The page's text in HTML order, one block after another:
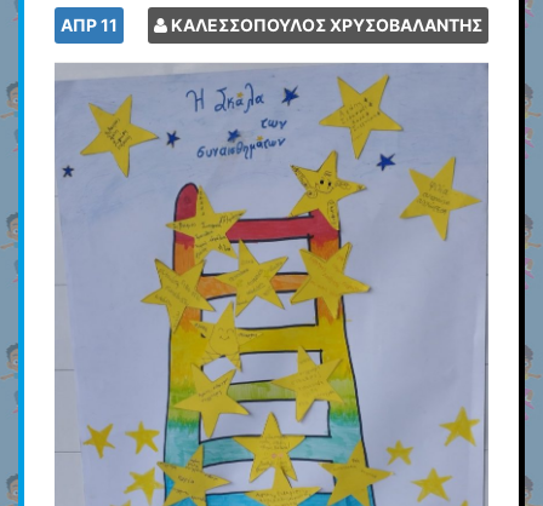
ΑΠΡ11 ΚΑΛΕΣΣΟΠΟΥΛΟΣ ΧΡΥΣΟΒΑΛΑΝΤΗΣ